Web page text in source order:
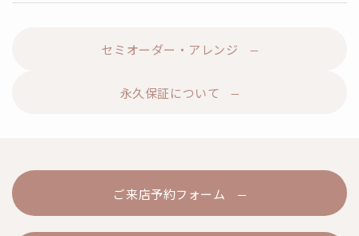
セミオーダー・アレンジ
永久保証について
ご来店予約フォーム